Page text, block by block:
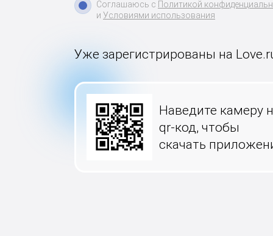
Соглашаюсь с Политикой
и Условиями использования
Уже зарегистрированы на
Наведите камеру
qr-код, чтобы
скачать